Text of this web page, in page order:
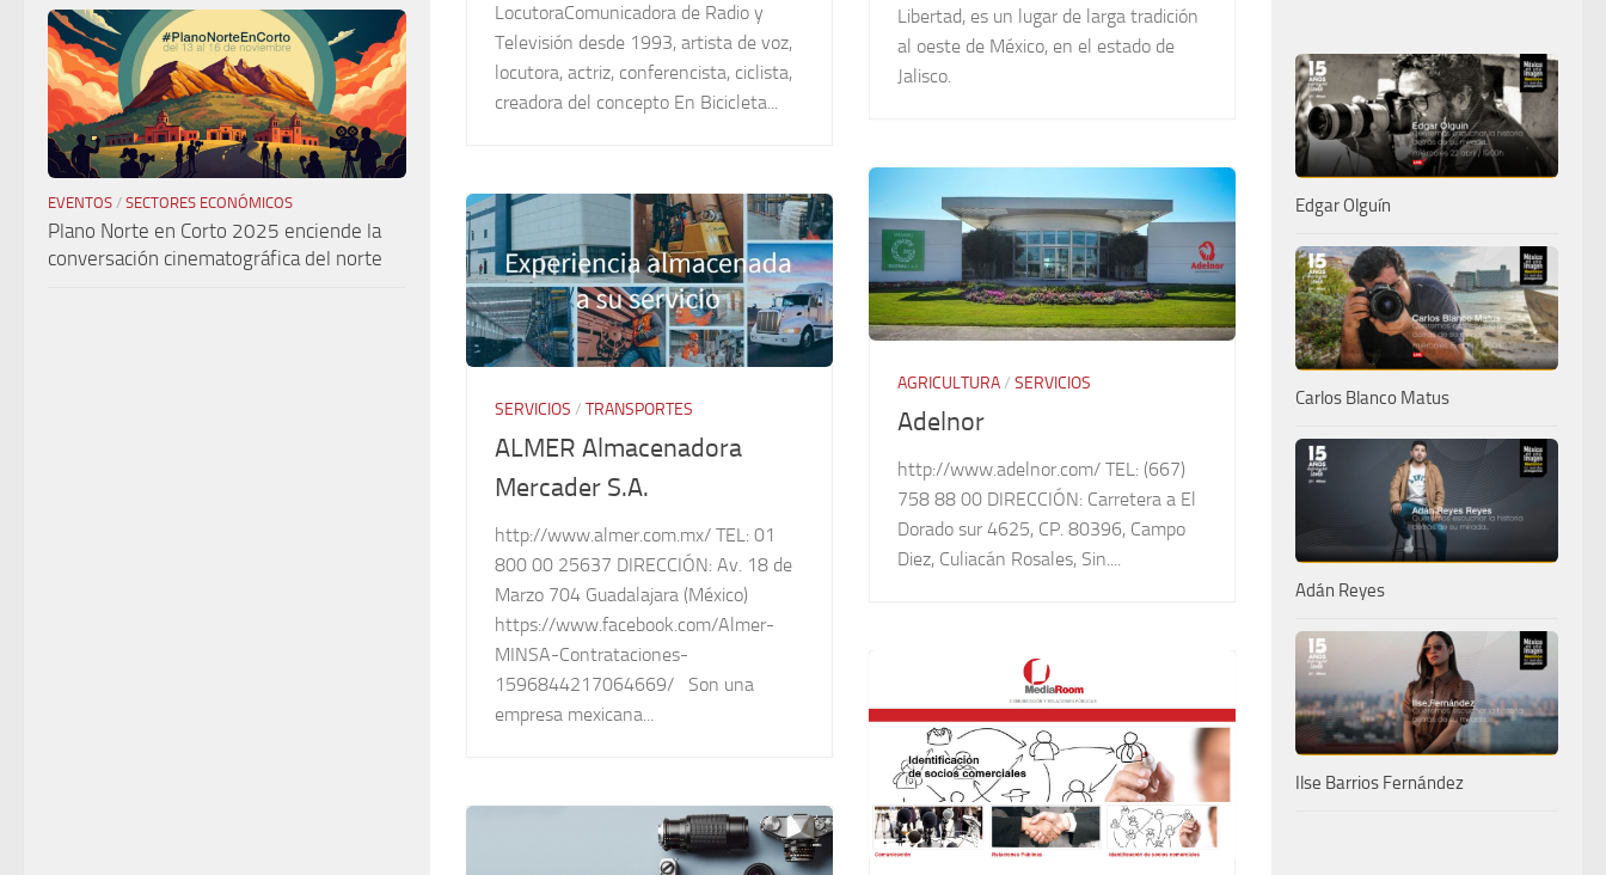
Libertad, es un lugar de larga tradición
al oeste de México, en el estado de
Jalisco.
LocutoraComunicadora de Radio y
Televisión desde 1993, artista de voz,
locutora, actriz, conferencista, ciclista,
creadora del concepto En Bicicleta...
AGRICULTURA/ SERVICIOS
Adelnor
http://www.adelnor.com/ TEL: (667)
758 88 00 DIRECCIÓN: Carretera a El
Dorado sur 4625, CP. 80396, Campo
Diez, Culiacán Rosales, Sin....
SERVICIOS / TRANSPORTES
ALMER Almacenadora
Mercader S.A.
http://www.almer.com.mx/ TEL: 01
800 00 25637 DIRECCIÓN: Av. 18 de
Marzo 704 Guadalajara (México)
https://www.facebook.com/Almer-
MINSA-Contrataciones-
1596844217064669/ Son una
empresa mexicana...
EVENTOS / SECTORES ECONÓMICOS
Plano Norte en Corto 2025 enciende la
conversación cinematográfica del norte
Edgar Olguín
Carlos Blanco Matus
Adán Reyes
Ilse Barrios Fernández